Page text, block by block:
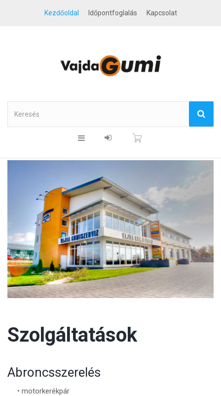
Kezdőoldal Időpontfoglalás Kapcsolat
Szolgáltatások
Abroncsszerelés
• motorkerékpár